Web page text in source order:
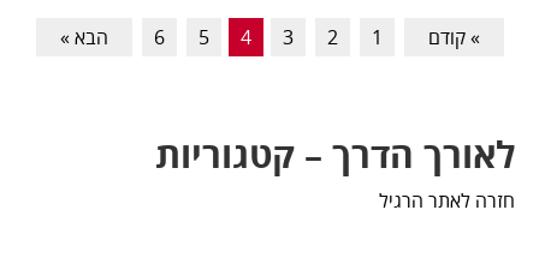
» קודם 1
2
3
4
5
6 הבא »
לאורך הדרך – קטגוריות
חזרה לאתר הרגיל